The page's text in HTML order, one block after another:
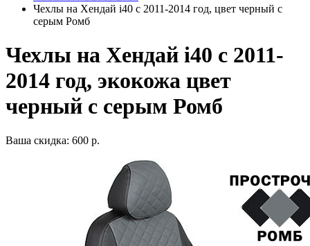
Чехлы на Хендай i40 с 2011-2014 год, цвет черный с
серым Ромб
Чехлы на Хендай i40 с 2011-
2014 год, экокожа цвет
черный с серым Ромб
Ваша скидка: 600 р.